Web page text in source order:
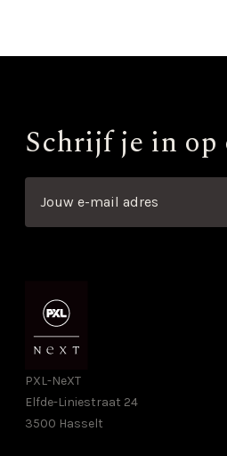
Schrijf je in op
PXL-NeXT
Elfde-Liniestraat 24
3500 Hasselt